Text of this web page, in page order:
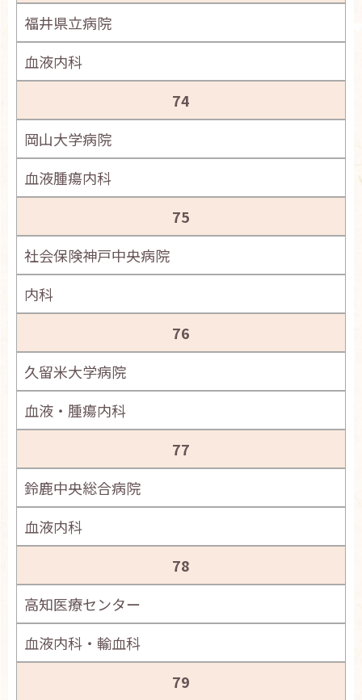
福井県立病院
血液内科
74
岡山大学病院
血液腫瘍内科
75
社会保険神戸中央病院
内科
76
久留米大学病院
血液・腫瘍内科
77
鈴鹿中央総合病院
血液内科
78
高知医療センター
血液内科・輸血科
79